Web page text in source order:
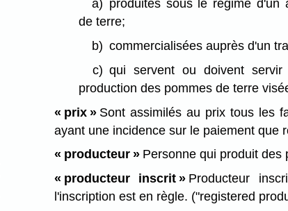
a) produites sous le régime d'un
de terre;
b) commercialisées auprès d'un
c) qui servent ou doivent
production des pommes de terre
« prix »Sont assimilés au prix tous les
ayant une incidence sur le paiement que
« producteur »Personne qui produit des
« producteur inscrit » Producteur
l'inscription est en règle. ("registered